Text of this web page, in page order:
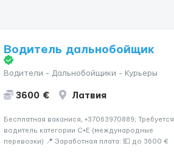
Водитель дальнобойщик
Водители - Дальнобойщики - Курьеры
3600 € Латвия
Бесплатная ваканися, +37063970889; Требуется
водитель категории C+E (международные
перевозки) 📍 Заработная плата: 💶 до 3600 €